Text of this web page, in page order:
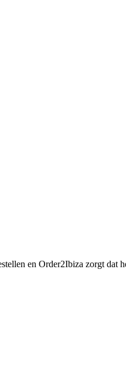
en Order2Ibiza zorgt dat